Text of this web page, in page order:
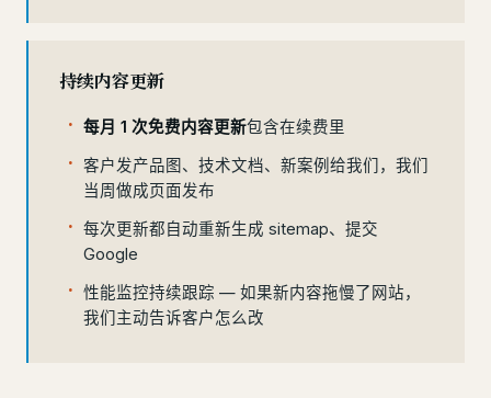
持续内容更新
每月 1 次免费内容更新包含在续费里
客户发产品图、技术文档、新案例给我们，我们
当周做成页面发布
每次更新都自动重新生成 sitemap、提交
Google
性能监控持续跟踪 — 如果新内容拖慢了网站，
我们主动告诉客户怎么改